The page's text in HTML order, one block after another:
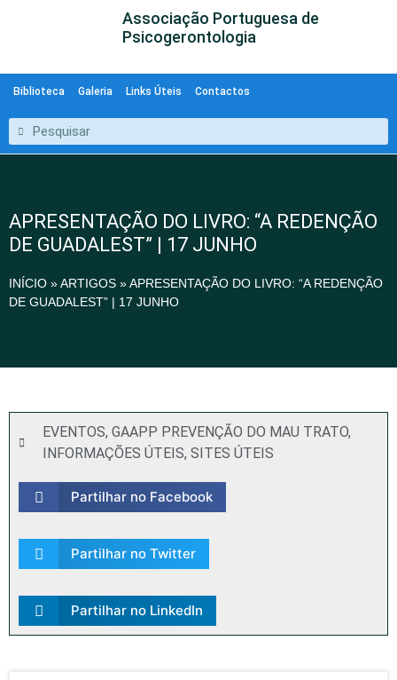
Associação Portuguesa de
Psicogerontologia
Biblioteca Galeria Links Úteis Contactos
APRESENTAÇÃO DO LIVRO: “A REDENÇÃO
DE GUADALEST” | 17 JUNHO
INÍCIO »ARTIGOS »APRESENTAÇÃO DO LIVRO: “A REDENÇÃO
DE GUADALEST” | 17 JUNHO
EVENTOS, GAAPP PREVENÇÃO DO MAU TRATO,
INFORMAÇÕES ÚTEIS, SITES ÚTEIS
Partilhar no Facebook
Partilhar no Twitter
Partilhar no LinkedIn